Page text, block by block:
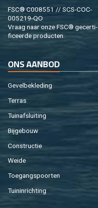
FSC® C008551 // SCS-COC-
005219-QO
Vraag naar onze FSC® ge­cer­ti­
fi­ceer­de pro­duc­ten.
ONS AAN­BOD
Ge­vel­be­kle­ding
Ter­ras
Tuin­af­slui­ting
Bij­ge­bouw
Con­struc­tie
Weide
Toe­gangs­poor­ten
Tuin­in­rich­ting